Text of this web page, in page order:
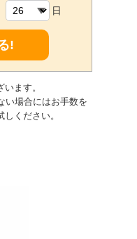
日
ます。
い場合にはお手数を
ください。